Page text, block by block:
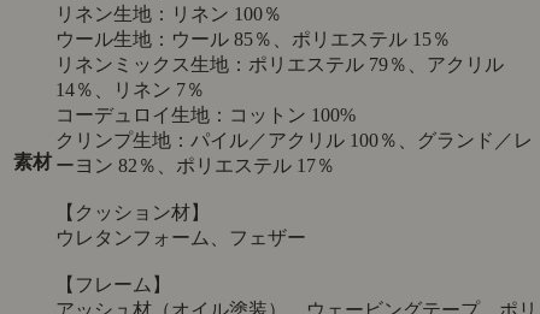
素材
リネン生地：リネン 100％
ウール生地：ウール 85％、ポリエステル 15％
リネンミックス生地：ポリエステル 79％、アクリル
14％、リネン 7％
コーデュロイ生地：コットン 100%
クリンプ生地：パイル／アクリル 100％、グランド／レ
ーヨン 82％、ポリエステル 17％
【クッション材】
ウレタンフォーム、フェザー
【フレーム】
アッシュ材（オイル塗装）、ウェービングテープ、ポリ